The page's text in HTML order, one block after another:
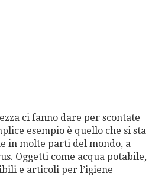
ci fanno dare per scontate
esempio è quello che si sta
in molte parti del mondo, a
Oggetti come acqua potabile,
e articoli per l’igiene